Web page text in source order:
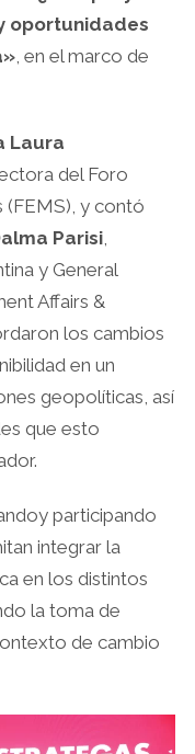
oportunidades
, en el marco de
Laura
del Foro
(FEMS), y contó
Parisi,
y General
Affairs &
los cambios
en un
geopolíticas, así
que esto
participando
integrar la
en los distintos
la toma de
de cambio